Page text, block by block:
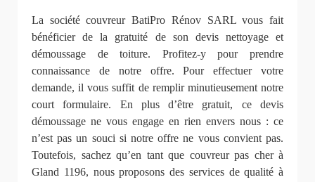
La société couvreur BatiPro Rénov SARL vous fait
bénéficier de la gratuité de son devis nettoyage et
démoussage de toiture. Profitez-y pour prendre
connaissance de notre offre. Pour effectuer votre
demande, il vous suffit de remplir minutieusement notre
court formulaire. En plus d’être gratuit, ce devis
démoussage ne vous engage en rien envers nous : ce
n’est pas un souci si notre offre ne vous convient pas.
Toutefois, sachez qu’en tant que couvreur pas cher à
Gland 1196, nous proposons des services de qualité à